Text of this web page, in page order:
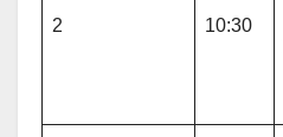
2 10:30